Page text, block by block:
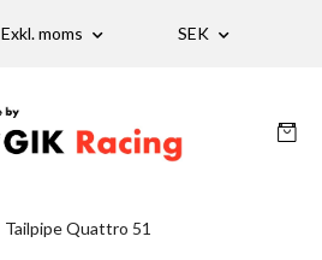
Exkl. moms SEK
Tailpipe Quattro 51